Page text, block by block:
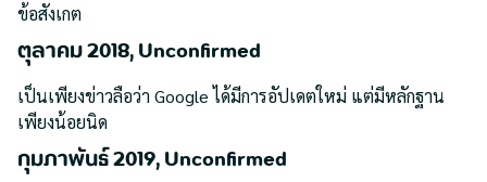
ข้อสังเกต
ตุลาคม 2018, Unconfirmed
เป็นเพียงข่าวลือว่า Google ได้มีการอัปเดตใหม่ แต่มีหลักฐาน
เพียงน้อยนิด
กุมภาพันธ์ 2019, Unconfirmed